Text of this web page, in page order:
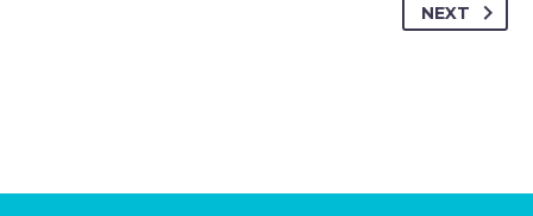
appearance of your website – with few clicks.
NEXT